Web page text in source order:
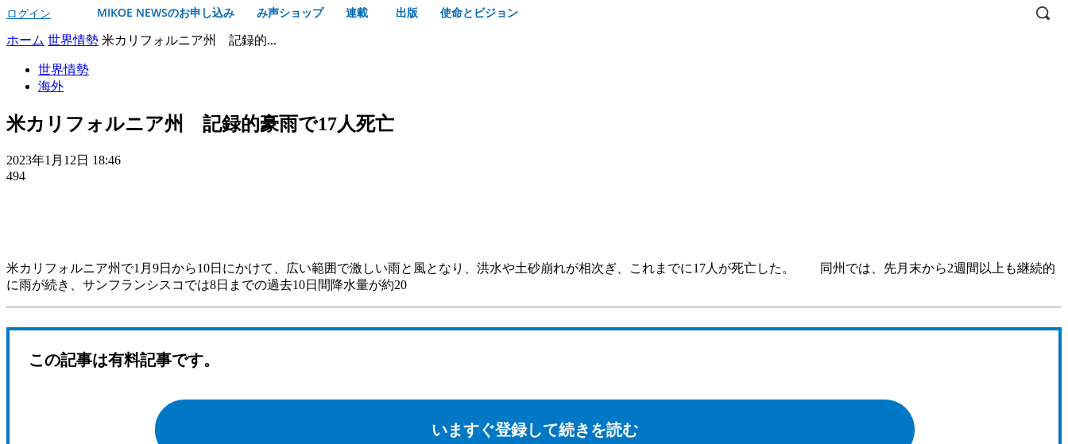
ログイン MIKOE NEWSのお申し込み み声ショップ 連載 出版 使命とビジョン
ホーム 世界情勢 米カリフォルニア州 記録的...
世界情勢
海外
米カリフォルニア州 記録的豪雨で17人死亡
2023年1月12日 18:46
494
米カリフォルニア州で1月9日から10日にかけて、広い範囲で激しい雨と風となり、洪水や土砂崩れが相次ぎ、これまでに17人が死亡した。 同州では、先月末から2週間以上も継続的
に雨が続き、サンフランシスコでは8日までの過去10日間降水量が約20
この記事は有料記事です。
いますぐ登録して続きを読む